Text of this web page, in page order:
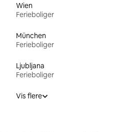
Wien
Ferieboliger
München
Ferieboliger
Ljubljana
Ferieboliger
Vis flere